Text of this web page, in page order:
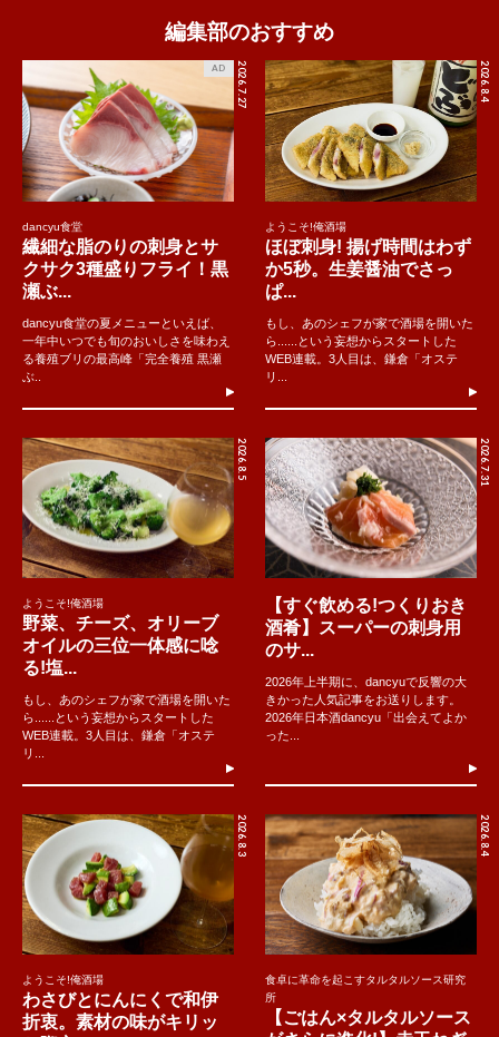
編集部のおすすめ
2026.7.27
AD
dancyu食堂
繊細な脂のりの刺身とサ
クサク3種盛りフライ！黒
瀬ぶ...
dancyu食堂の夏メニューといえば、
一年中いつでも旬のおいしさを味わえ
る養殖ブリの最高峰「完全養殖 黒瀬
ぶ..
2026.8.4
ようこそ!俺酒場
ほぼ刺身! 揚げ時間はわず
か5秒。生姜醤油でさっ
ぱ...
もし、あのシェフが家で酒場を開いた
ら......という妄想からスタートした
WEB連載。3人目は、鎌倉「オステ
リ...
2026.8.5
ようこそ!俺酒場
野菜、チーズ、オリーブ
オイルの三位一体感に唸
る!塩...
もし、あのシェフが家で酒場を開いた
ら......という妄想からスタートした
WEB連載。3人目は、鎌倉「オステ
リ...
2026.7.31
【すぐ飲める!つくりおき
酒肴】スーパーの刺身用
のサ...
2026年上半期に、dancyuで反響の大
きかった人気記事をお送りします。
2026年日本酒dancyu「出会えてよか
った...
2026.8.3
ようこそ!俺酒場
わさびとにんにくで和伊
折衷。素材の味がキリッ
2026.8.4
食卓に革命を起こすタルタルソース研究
所
【ごはん×タルタルソース